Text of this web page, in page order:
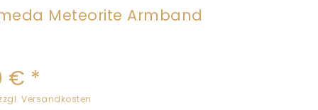
Meteorite Armband
€ *
Versandkosten